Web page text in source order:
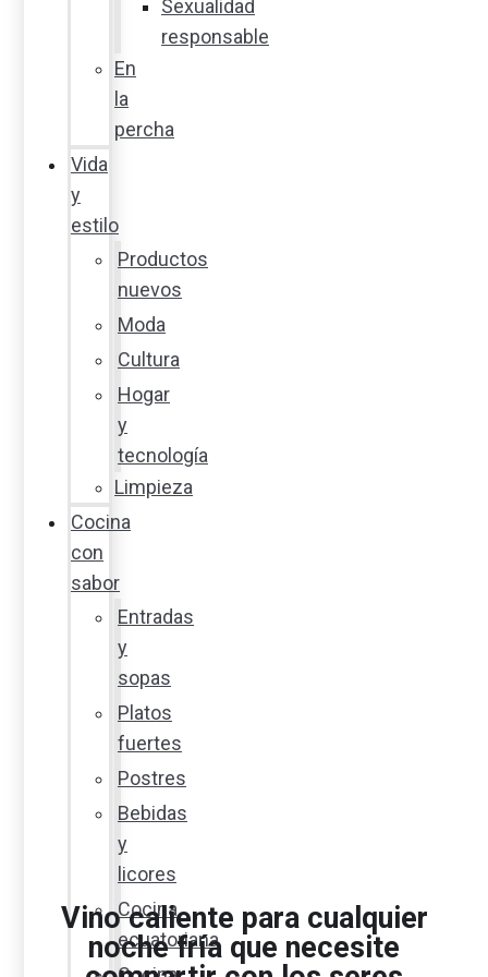
Sexualidad
responsable
En
la
percha
Vida
y
estilo
Productos
nuevos
Moda
Cultura
Hogar
y
tecnología
Limpieza
Cocina
con
sabor
Entradas
y
sopas
Platos
fuertes
Postres
Bebidas
y
licores
Cocina
ecuatoriana
Vino caliente para cualquier
noche fría que necesite